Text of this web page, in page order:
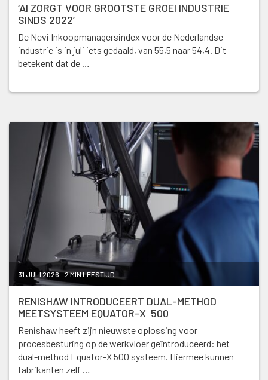
‘AI ZORGT VOOR GROOTSTE GROEI INDUSTRIE
SINDS 2022’
De Nevi Inkoopmanagersindex voor de Nederlandse
industrie is in juli iets gedaald, van 55,5 naar 54,4. Dit
betekent dat de …
31 JULI 2026 - 2 MIN LEESTIJD
RENISHAW INTRODUCEERT DUAL-METHOD
MEETSYSTEEM EQUATOR-X 500
Renishaw heeft zijn nieuwste oplossing voor
procesbesturing op de werkvloer geïntroduceerd: het
dual-method Equator-X 500 systeem. Hiermee kunnen
fabrikanten zelf …